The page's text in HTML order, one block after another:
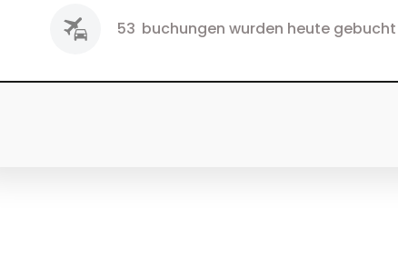
53 buchungen wurden heute gebucht